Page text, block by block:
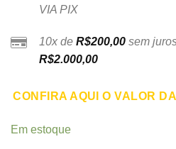
VIA PIX
10x de R$200,00 sem
R$2.000,00
CONFIRA AQUI O VALOR
Em estoque